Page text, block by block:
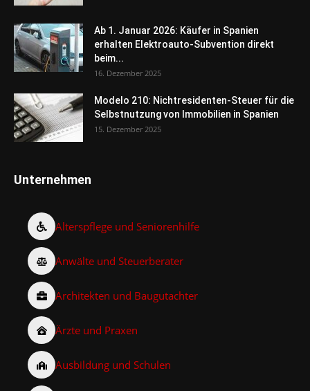
Ab 1. Januar 2026: Käufer in Spanien
erhalten Elektroauto-Subvention direkt
beim...
16. Dezember 2025
Modelo 210: Nichtresidenten-Steuer für die
Selbstnutzung von Immobilien in Spanien
15. Dezember 2025
Unternehmen
Alterspflege und Seniorenhilfe
Anwälte und Steuerberater
Architekten und Baugutachter
Ärzte und Praxen
Ausbildung und Schulen